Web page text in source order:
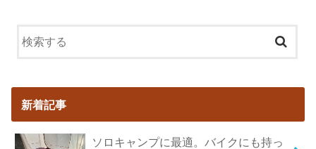
新着記事
ソロキャンプに最適。バイクにも持っ